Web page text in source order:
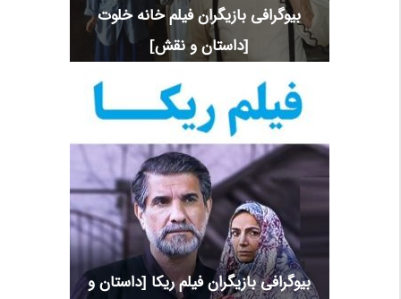
بیوگرافی بازیگران فیلم خانه خلوت
[داستان و نقش]
بیوگرافی بازیگران فیلم ریکا [داستان و